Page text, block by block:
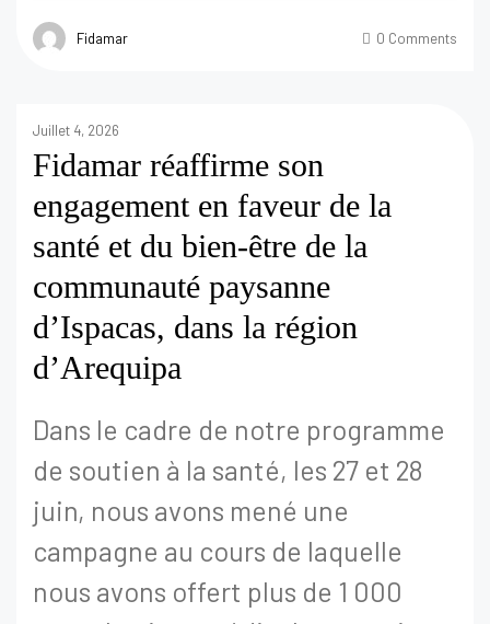
Fidamar 0 Comments
Juillet 4, 2026
Fidamar réaffirme son
engagement en faveur de la
santé et du bien-être de la
communauté paysanne
d’Ispacas, dans la région
d’Arequipa
Dans le cadre de notre programme
de soutien à la santé, les 27 et 28
juin, nous avons mené une
campagne au cours de laquelle
nous avons offert plus de 1 000